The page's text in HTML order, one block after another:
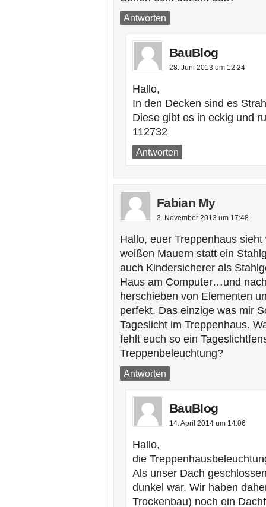
Antworten
BauBlog
28. Juni 2013 um 12:24
Hallo,
In den Decken sind es
Diese gibt es in eckig und
112732
Antworten
Fabian My
3. November 2013 um 17:48
Hallo, euer Treppenhaus
weißen Mauern statt ein
auch Kindersicherer als
Haus am Computer…und
herschieben von Elementen
perfekt. Das einzige was mir
Tageslicht im Treppenhaus.
fehlt euch so ein
Treppenbeleuchtung?
Antworten
BauBlog
14. April 2014 um 14:06
Hallo,
die
Als unser Dach
dunkel war. Wir haben
Trockenbau) noch ein